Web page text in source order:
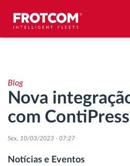
Análise do estilo de
Gestão de tarefas
Blog
Nova
com
Sex, 10/03/2023 - 07:27
Notícias e Eventos